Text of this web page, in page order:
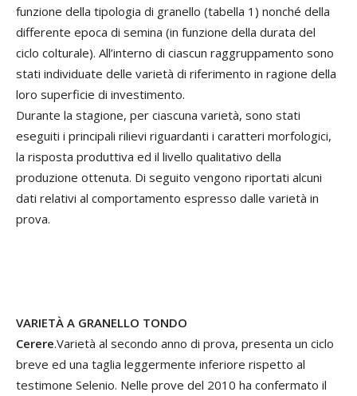
funzione della tipologia di granello (tabella 1) nonché della
differente epoca di semina (in funzione della durata del
ciclo colturale). All’interno di ciascun raggruppamento sono
stati individuate delle varietà di riferimento in ragione della
loro superficie di investimento.
Durante la stagione, per ciascuna varietà, sono stati
eseguiti i principali rilievi riguardanti i caratteri morfologici,
la risposta produttiva ed il livello qualitativo della
produzione ottenuta. Di seguito vengono riportati alcuni
dati relativi al comportamento espresso dalle varietà in
prova.
VARIETÀ A GRANELLO TONDO
Cerere.Varietà al secondo anno di prova, presenta un ciclo
breve ed una taglia leggermente inferiore rispetto al
testimone Selenio. Nelle prove del 2010 ha confermato il